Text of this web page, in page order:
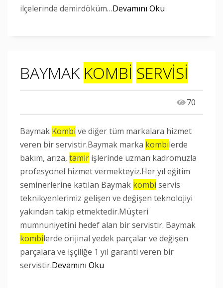
ilçelerinde demirdöküm…Devamını Oku
BAYMAK KOMBİ SERVİSİ
70
Baymak Kombi ve diğer tüm markalara hizmet
veren bir servistir.Baymak marka kombilerde
bakım, arıza, tamir işlerinde uzman kadromuzla
profesyonel hizmet vermekteyiz.Her yıl eğitim
seminerlerine katılan Baymak kombi servis
teknikyenlerimiz gelişen ve değişen teknolojiyi
yakından takip etmektedir.Müşteri
mumnuniyetini hedef alan bir servistir. Baymak
kombilerde orijinal yedek parçalar ve değişen
parçalara ve işçiliğe 1 yıl garanti veren bir
servistir.Devamını Oku